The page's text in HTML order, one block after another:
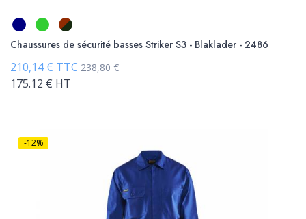
Chaussures de sécurité basses Striker S3 - Blaklader - 2486
210,14 € TTC 238,80 €
175.12 € HT
-12%